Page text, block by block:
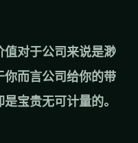
值对于公司来说是渺
而言公司给你的带
宝贵无可计量的。